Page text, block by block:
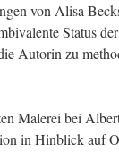
von Alisa
Status
Autorin zu
Malerei bei
in Hinblick auf